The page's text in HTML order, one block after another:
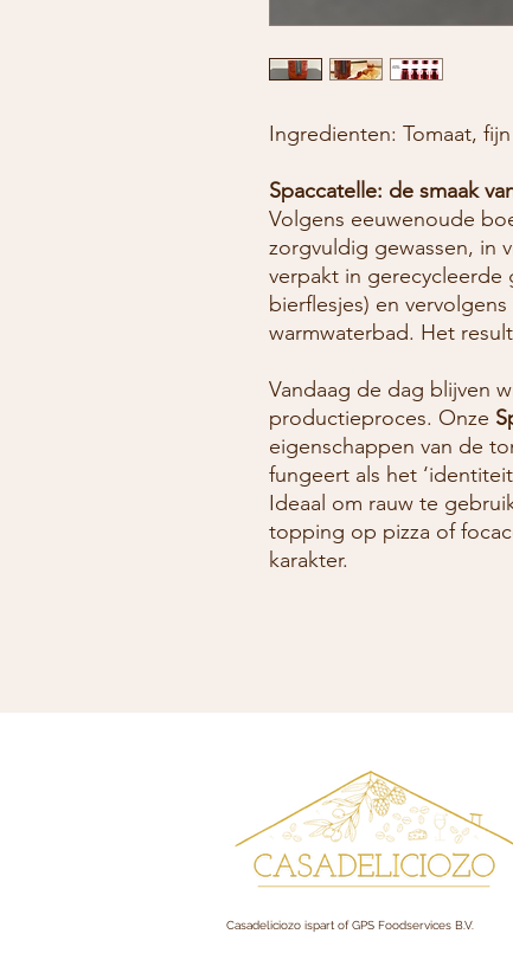
Ingredienten: Tomaat,
Spaccatelle: de smaak
Volgens eeuwenoude
zorgvuldig gewassen, in
verpakt in gerecycleerde
bierflesjes) en
warmwaterbad. Het
Vandaag de dag blijven
productieproces. Onze
eigenschappen van de
fungeert als het
Ideaal om rauw te
topping op pizza of
karakter.
Casadeliciozo ispart of GPS Foodservices B.V.